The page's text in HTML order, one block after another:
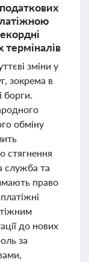
зміни у
зокрема в
борги.
обміну
стягнення
служба та
право
до нових
за